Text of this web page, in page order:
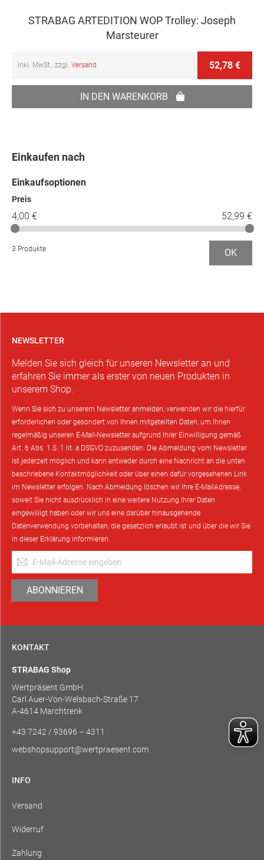
STRABAG ARTEDITION WOP Trolley: Joseph
Marsteurer
52,78 €
Inkl. MwSt., zzgl. Versand
IN DEN WARENKORB
Einkaufen nach
Einkaufsoptionen
Preis
4,00 € 52,99 €
3 Produkte OK
NEWSLETTER
Melden Sie sich gleich für unseren Newsletter an und
erfahren Sie immer als erster von neuen Produkten in
unserem Shop.
Wenn Sie sich zu unserem Newsletter anmelden, verwenden wir die hierfür
erforderlichen oder gesondert von Ihnen mitgeteilten Daten, um Ihnen
regelmäßig unseren E-Mail-Newsletter aufgrund Ihrer Einwilligung gemäß
Art. 6 Abs. 1 S. 1 lit. a DSGVO zuzusenden. Die Abmeldung vom Newsletter
ist jederzeit möglich und kann entweder durch eine Nachricht an die unten
beschriebene Kontaktmöglichkeit oder über einen dafür vorgesehenen Link
im Newsletter erfolgen. Nach Abmeldung löschen wir Ihre E-MailAdresse,
soweit Sie nicht ausdrücklich in eine weitere Nutzung Ihrer Daten
eingewilligt haben oder wir uns eine darüber hinausgehende
Datenverwendung vorbehalten, die gesetzlich erlaubt ist und über die wir Sie
in dieser Erklärung informieren.
Anmeldung
zum
Newsletter:
ABONNIEREN
KONTAKT
STRABAG Shop
Wertpräsent GmbH
Carl Auer-Von-Welsbach-Straße 17
A-4614 Marchtrenk
+43 7242 / 93696 – 4311
webshopsupport@wertpraesent.com
INFO
Versand
Widerruf
Zahlung